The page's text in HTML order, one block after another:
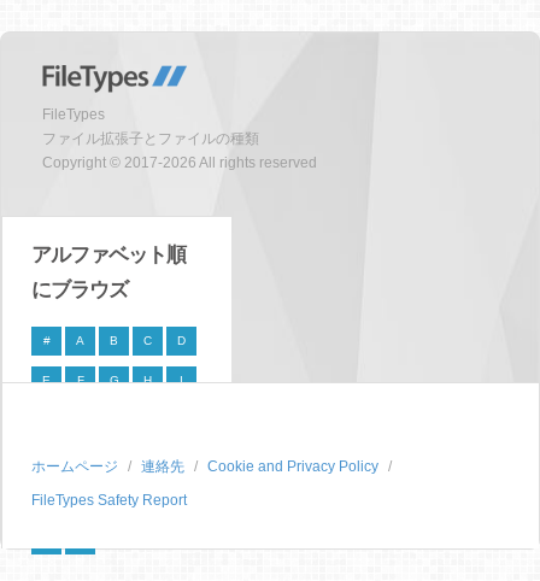
FileTypes
ファイル拡張子とファイルの種類
Copyright © 2017-2026 All rights reserved
アルファベット順
にブラウズ
# A B C D
E F G H I
P Q R S
T U V W X
ホームページ 連絡先
Cookie and Privacy Policy
FileTypes Safety Report